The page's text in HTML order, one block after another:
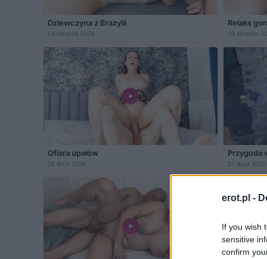
erot.pl -
If you wish
sensitive
confirm
Dziewczyna z Brazylii
04 sierpnia 2026
Relaks
03 sierpnia
Ofiara upałów
28 lipca 2026
Przygoda
27 lipca 2026